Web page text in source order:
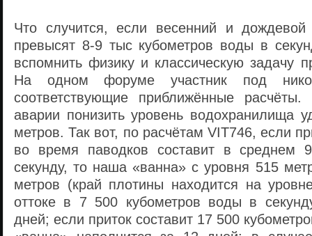
Что случится, если весенний и
превысят 8-9 тыс кубометров воды в
вспомнить физику и классическую задачу
На одном форуме участник под
соответствующие приближённые
аварии понизить уровень водохранилища
метров. Так вот, по расчётам VIT746, если
во время паводков составит в среднем
секунду, то наша «ванна» с уровня 515
метров (край плотины находится на
оттоке в 7 500 кубометров воды в
дней; если приток составит 17 500